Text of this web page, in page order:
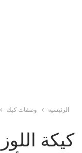
الرئيسية وصفات كيك
كيكة